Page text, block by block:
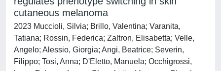
cutaneous melanoma
2023 Muccioli, Silvia; Brillo, Valentina; Varanita,
Tatiana; Rossin, Federica; Zaltron, Elisabetta; Velle,
Angelo; Alessio, Giorgia; Angi, Beatrice; Severin,
Filippo; Tosi, Anna; D'Eletto, Manuela; Occhigrossi,